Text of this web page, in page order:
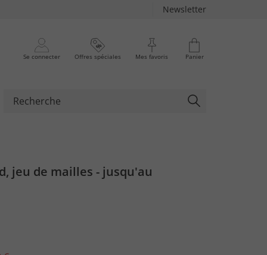
Newsletter
Se connecter Offres spéciales Mes favoris Panier
jeu de mailles - jusqu'au